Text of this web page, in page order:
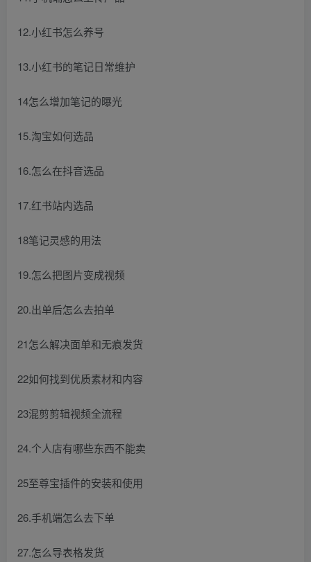
12.小红书怎么养号
13.小红书的笔记日常维护
14怎么增加笔记的曝光
15.淘宝如何选品
16.怎么在抖音选品
17.红书站内选品
18笔记灵感的用法
19.怎么把图片变成视频
20.出单后怎么去拍单
21怎么解决面单和无痕发货
22如何找到优质素材和内容
23混剪剪辑视频全流程
24.个人店有哪些东西不能卖
25至尊宝插件的安装和使用
26.手机端怎么去下单
27.怎么导表格发货